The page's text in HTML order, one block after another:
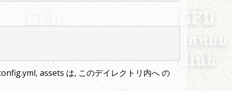
assets は, このデイレクトリ内へ の